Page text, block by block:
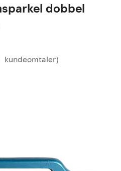
dobbel
kundeomtaler)